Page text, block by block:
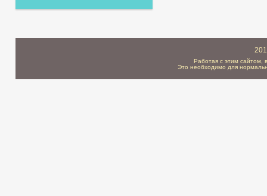
Работая с этим сайтом,
Это необходимо для